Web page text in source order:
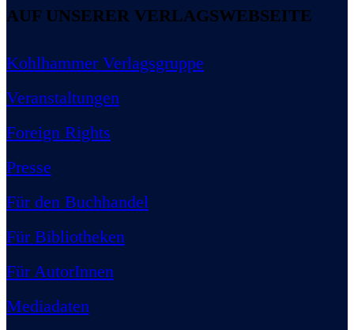
AUF UNSERER VERLAGSWEBSEITE
Kohlhammer Verlagsgruppe
Veranstaltungen
Foreign Rights
Presse
Für den Buchhandel
Für Bibliotheken
Für AutorInnen
Mediadaten